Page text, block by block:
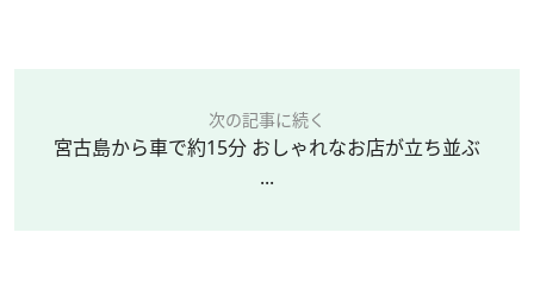
次の記事に続く
宮古島から車で約15分 おしゃれなお店が立ち並ぶ
...